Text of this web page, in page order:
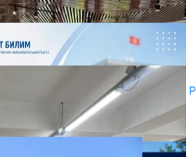
Последние новости
НЕДЕЛЯ В ОБЗОРЕ
07.08.2026
ДЛЯ МЕТОДИСТОВ ЮЖНОГО
НАЧАЛОСЬ ОБУЧЕНИЕ
05.08.2026